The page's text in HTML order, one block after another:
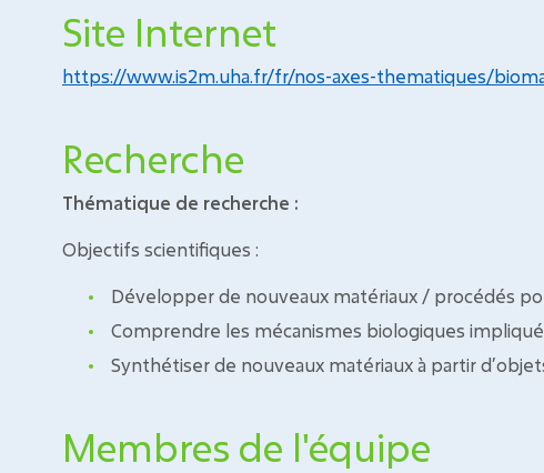
Site Internet
https://www.is2m.uha.fr/fr/nos-axes-thematiques/
Recherche
Thématique de recherche :
Objectifs scientifiques :
Développer de nouveaux matériaux / procédés
Comprendre les mécanismes biologiques
Synthétiser de nouveaux matériaux à partir
Membres de l'équipe